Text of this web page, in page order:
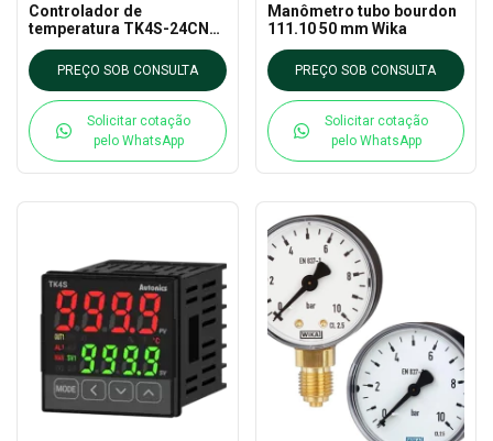
Controlador de
temperatura TK4S-24CN
com PID Autonics
PREÇO SOB CONSULTA
Solicitar cotação
pelo WhatsApp
Manômetro tubo bourdon
111.10 50 mm Wika
PREÇO SOB CONSULTA
Solicitar cotação
pelo WhatsApp